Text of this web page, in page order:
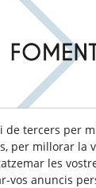
de tercers per
per millorar la
les
vos anuncis